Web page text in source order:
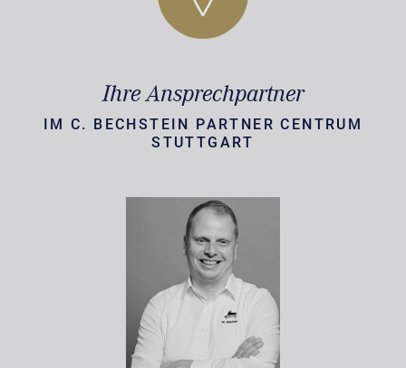
Ihre Ansprechpartner
IM C. BECHSTEIN PARTNER CENTRUM
STUTTGART